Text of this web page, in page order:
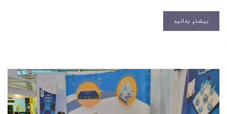
بیشتر بدانید